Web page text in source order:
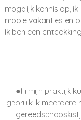
mogelijk kennis op,
mooie vakanties en
Ik ben een
●In mijn praktijk
gebruik ik meerdere